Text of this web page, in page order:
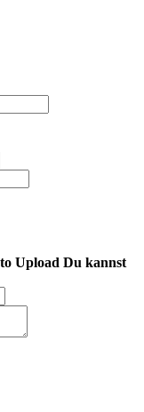
Upload Du kannst